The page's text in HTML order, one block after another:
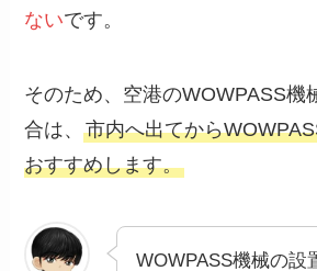
ないです。
そのため、空港のWOWPASS機
合は、市内へ出てから
おすすめします。
WOWPASS機械の設